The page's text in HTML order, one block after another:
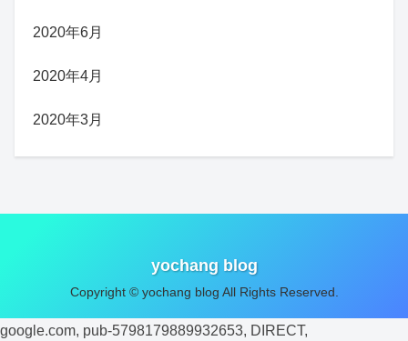
2020年6月
2020年4月
2020年3月
yochang blog
Copyright © yochang blog All Rights Reserved.
google.com, pub-5798179889932653, DIRECT,